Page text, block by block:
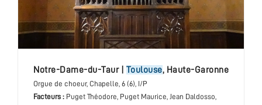
Notre-Dame-du-Taur| Toulouse, Haute-Garonne
Orgue de choeur, Chapelle, 6 (6), I/P
Facteurs : Puget Théodore, Puget Maurice, Jean Daldosso,